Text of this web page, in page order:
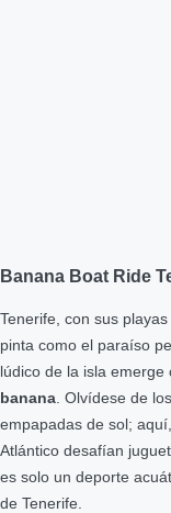
Banana Boat Ride
Tenerife, con sus
pinta como el paraíso
lúdico de la isla emerge
banana . Olvídese de
empapadas de sol;
Atlántico desafían
es solo un deporte
de Tenerife.